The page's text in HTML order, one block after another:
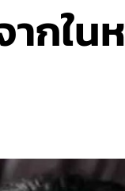
กใน